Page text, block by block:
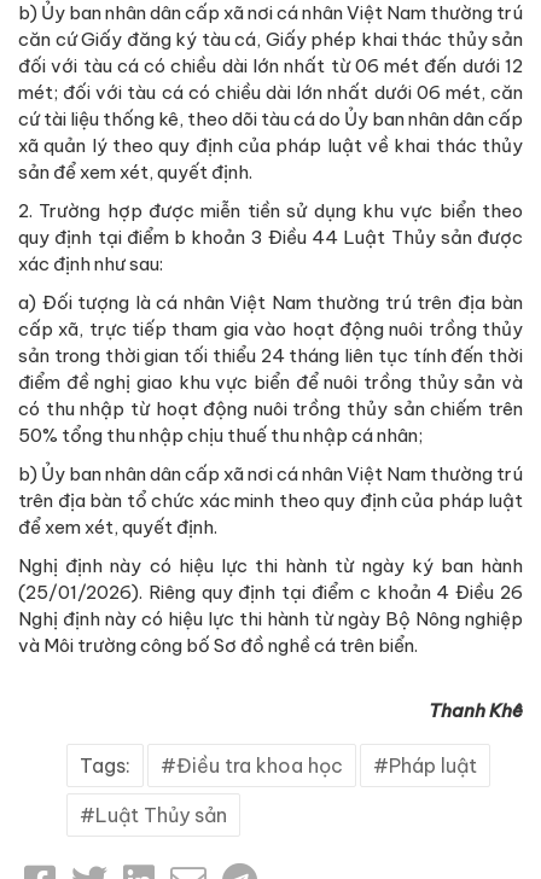
b) Ủy ban nhân dân cấp xã nơi cá nhân Việt Nam thường trú
căn cứ Giấy đăng ký tàu cá, Giấy phép khai thác thủy sản
đối với tàu cá có chiều dài lớn nhất từ 06 mét đến dưới 12
mét; đối với tàu cá có chiều dài lớn nhất dưới 06 mét, căn
cứ tài liệu thống kê, theo dõi tàu cá do Ủy ban nhân dân cấp
xã quản lý theo quy định của pháp luật về khai thác thủy
sản để xem xét, quyết định.
2. Trường hợp được miễn tiền sử dụng khu vực biển theo
quy định tại điểm b khoản 3 Điều 44 Luật Thủy sản được
xác định như sau:
a) Đối tượng là cá nhân Việt Nam thường trú trên địa bàn
cấp xã, trực tiếp tham gia vào hoạt động nuôi trồng thủy
sản trong thời gian tối thiểu 24 tháng liên tục tính đến thời
điểm đề nghị giao khu vực biển để nuôi trồng thủy sản và
có thu nhập từ hoạt động nuôi trồng thủy sản chiếm trên
50% tổng thu nhập chịu thuế thu nhập cá nhân;
b) Ủy ban nhân dân cấp xã nơi cá nhân Việt Nam thường trú
trên địa bàn tổ chức xác minh theo quy định của pháp luật
để xem xét, quyết định.
Nghị định này có hiệu lực thi hành từ ngày ký ban hành
(25/01/2026). Riêng quy định tại điểm c khoản 4 Điều 26
Nghị định này có hiệu lực thi hành từ ngày Bộ Nông nghiệp
và Môi trường công bố Sơ đồ nghề cá trên biển.
Thanh Khê
Tags: Điều tra khoa học Pháp luật
Luật Thủy sản